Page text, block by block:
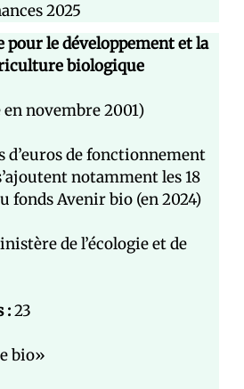
2025
pour le développement et la
biologique
en novembre 2001)
d’euros de fonctionnement
notamment les 18
fonds Avenir bio (en 2024)
de l’écologie et de
:23
bio»